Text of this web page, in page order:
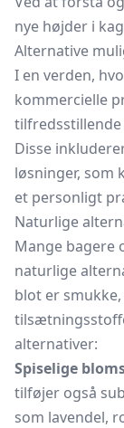
nye højder i
Alternative
I en verden,
kommercielle
Disse
løsninger, som
et personligt
Naturlige
Mange
naturlige
blot er
alternativer:
Spiselige
tilføjer også
som lavendel,